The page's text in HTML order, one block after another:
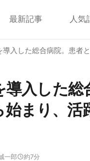
最新記事 人気
導入した総合病院。患者
入した総
まり、活
一郎 約7分